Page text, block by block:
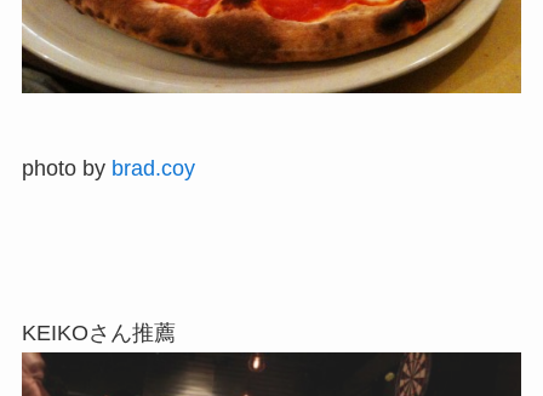
photo by brad.coy
KEIKOさん推薦